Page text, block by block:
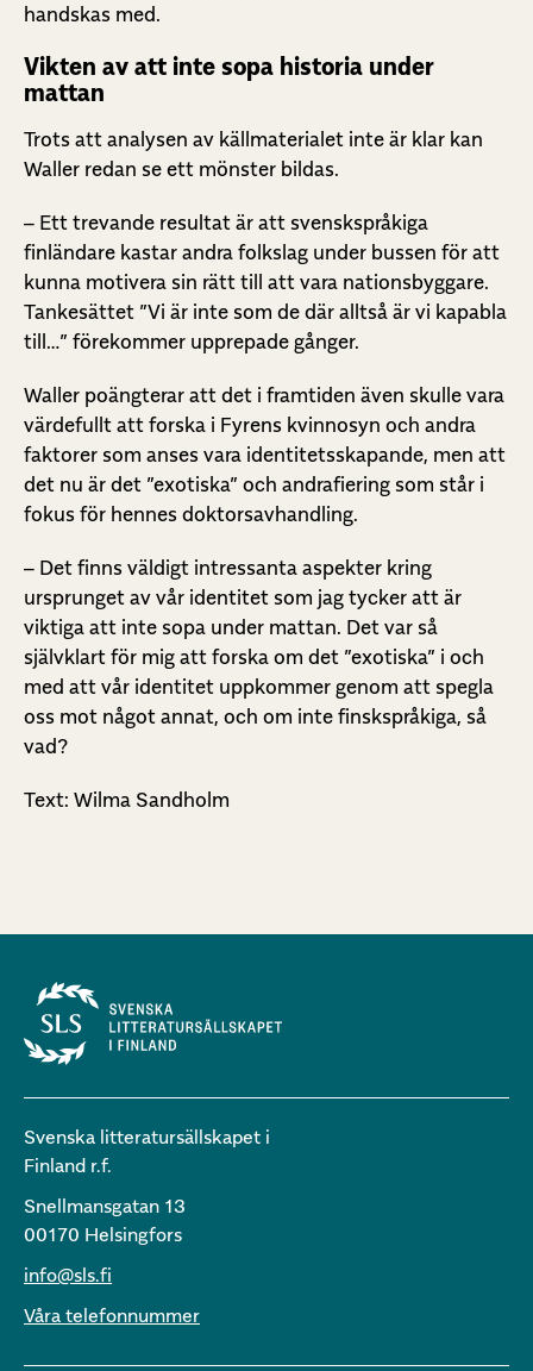
handskas med.
Vikten av att inte sopa historia under
mattan
Trots att analysen av källmaterialet inte är klar kan
Waller redan se ett mönster bildas.
– Ett trevande resultat är att svenskspråkiga
finländare kastar andra folkslag under bussen för att
kunna motivera sin rätt till att vara nationsbyggare.
Tankesättet ”Vi är inte som de där alltså är vi kapabla
till…” förekommer upprepade gånger.
Waller poängterar att det i framtiden även skulle vara
värdefullt att forska i Fyrens kvinnosyn och andra
faktorer som anses vara identitetsskapande, men att
det nu är det ”exotiska” och andrafiering som står i
fokus för hennes doktorsavhandling.
– Det finns väldigt intressanta aspekter kring
ursprunget av vår identitet som jag tycker att är
viktiga att inte sopa under mattan. Det var så
självklart för mig att forska om det ”exotiska” i och
med att vår identitet uppkommer genom att spegla
oss mot något annat, och om inte finskspråkiga, så
vad?
Text: Wilma Sandholm
Svenska litteratursällskapet i
Finland r.f.
Snellmansgatan 13
00170 Helsingfors
info@sls.fi
Våra telefonnummer